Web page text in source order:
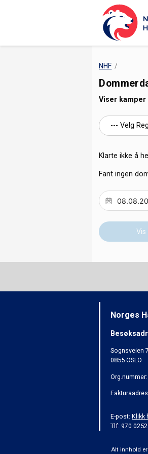
NHF
Viser
Klarte ikke å
Fant ingen
Vis
Norges
Sognsveien
0855 OSLO
E-post:Klikk
Tlf: 970
Alt innhold